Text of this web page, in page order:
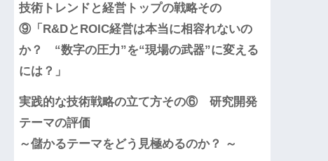
技術トレンドと経営トップの戦略その
⑨「R&DとROIC経営は本当に相容れないの
か？ “数字の圧力”を“現場の武器”に変える
には？」
実践的な技術戦略の立て方その⑥ 研究開発
テーマの評価
～儲かるテーマをどう見極めるのか？ ～